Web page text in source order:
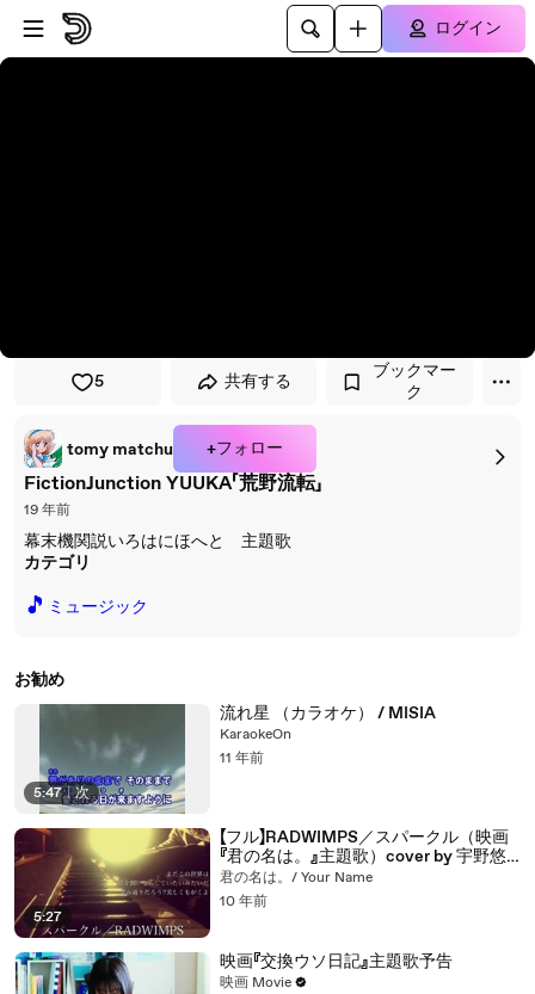
プレイヤーにスキップ
メインコンテンツにスキップ
ログイン
5 共有する
ブックマー
ク
tomy matchu +フォロー
FictionJunction YUUKA「荒野流転」
19 年前
幕末機関説いろはにほへと 主題歌
カテゴリ
🎵 ミュージック
お勧め
5:47 | 次
流れ星 （カラオケ） / MISIA
KaraokeOn
11 年前
5:27
【フル】RADWIMPS／スパークル（映画
『君の名は。』主題歌）cover by 宇野悠
人
君の名は。/ Your Name
10 年前
映画『交換ウソ日記』主題歌予告
映画 Movie